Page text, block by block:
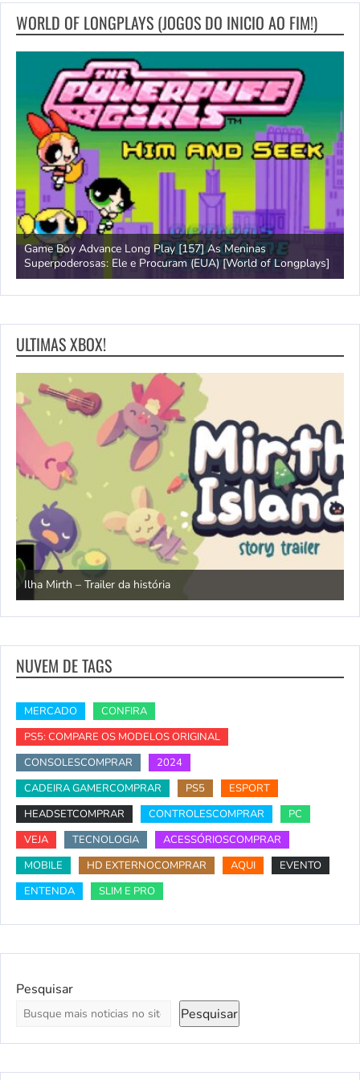
WORLD OF LONGPLAYS (JOGOS DO INICIO AO FIM!)
Game Boy Advance Long Play [157] As Meninas
Superpoderosas: Ele e Procuram (EUA) [World of Longplays]
ULTIMAS XBOX!
Ilha Mirth – Trailer da história
NUVEM DE TAGS
MERCADO
CONFIRA
PS5: COMPARE OS MODELOS ORIGINAL
CONSOLESCOMPRAR
2024
CADEIRA GAMERCOMPRAR
PS5
ESPORT
HEADSETCOMPRAR
CONTROLESCOMPRAR
PC
VEJA
TECNOLOGIA
ACESSÓRIOSCOMPRAR
MOBILE
HD EXTERNOCOMPRAR AQUI
EVENTO
ENTENDA
SLIM E PRO
Pesquisar
Pesquisar